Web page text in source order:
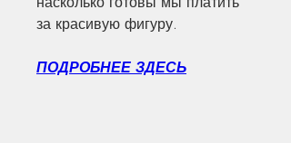
за красивую фигуру.
ПОДРОБНЕЕ ЗДЕСЬ